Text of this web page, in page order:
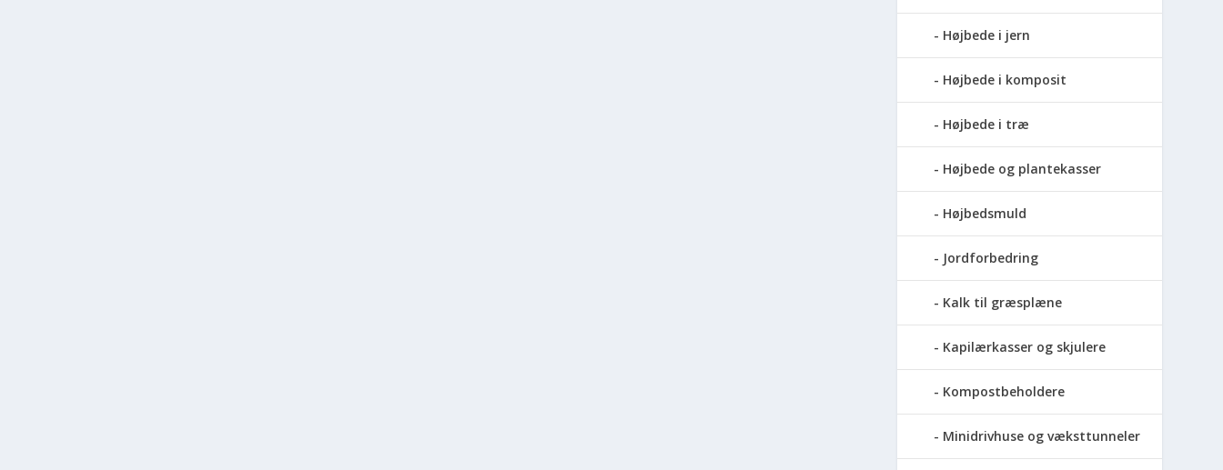
Højbede i jern
Højbede i komposit
Højbede i træ
Højbede og plantekasser
Højbedsmuld
Jordforbedring
Kalk til græsplæne
Kapilærkasser og skjulere
Kompostbeholdere
Minidrivhuse og væksttunneler